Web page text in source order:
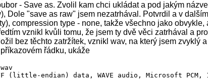
- Save as. Zvolil kam chci ukládat a pod jakým
Dole "save as raw" jsem nezatrhával. Potvrdil a v
compression type - none, takže všechno jako
vznikl kvůli tomu, že jsem ty dvě věci zatrhával a
bez těchto zatržítek, vznikl wav, na který jsem zvyklý
řádku, ukáže